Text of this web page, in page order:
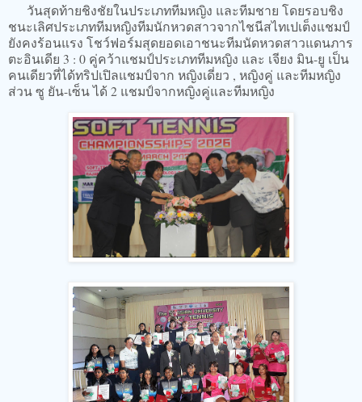
วันสุดท้ายชิงชัยในประเภททีมหญิง และทีมชาย โดยรอบชิง
ชนะเลิศประเภททีมหญิงทีมนักหวดสาวจากไชนีสไทเปเต็งแชมป์
ยังคงร้อนแรง โชว์ฟอร์มสุดยอดเอาชนะทีมนัดหวดสาวแดนภาร
ตะอินเดีย 3 : 0 คู่คว้าแชมป์ประเภททีมหญิง และ เจียง มิน-ยู เป็น
คนเดียวที่ได้ทริปเปิลแชมป์จาก หญิงเดี่ยว , หญิงคู่ และทีมหญิง
ส่วน ซู ยัน-เซ็น ได้ 2 แชมป์จากหญิงคู่และทีมหญิง